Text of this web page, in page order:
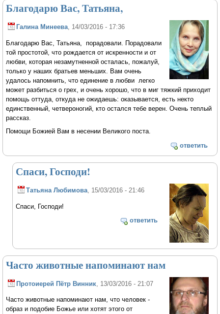
Благодарю Вас, Татьяна,
Галина Минеева, 14/03/2016 - 17:36
Благодарю Вас, Татьяна, порадовали. Порадовали
той простотой, что рождается от искренности и от
любви, которая незамутненной осталась, пожалуй,
только у наших братьев меньших. Вам очень
удалось напомнить, что единение в любви легко
может разбиться о грех, и очень хорошо, что в миг тяжкий приходит
помощь оттуда, откуда не ожидаешь: оказывается, есть некто
единственный, четвероногий, кто остался тебе верен. Очень теплый
рассказ.
Помощи Божией Вам в несении Великого поста.
ответить
Спаси, Господи!
Татьяна Любимова , 15/03/2016 - 21:46
Спаси, Господи!
ответить
Часто животные напоминают нам
Протоиерей Пётр Винник , 13/03/2016 - 21:07
Часто животные напоминают нам, что человек -
образ и подобие Божье или хотят этого от